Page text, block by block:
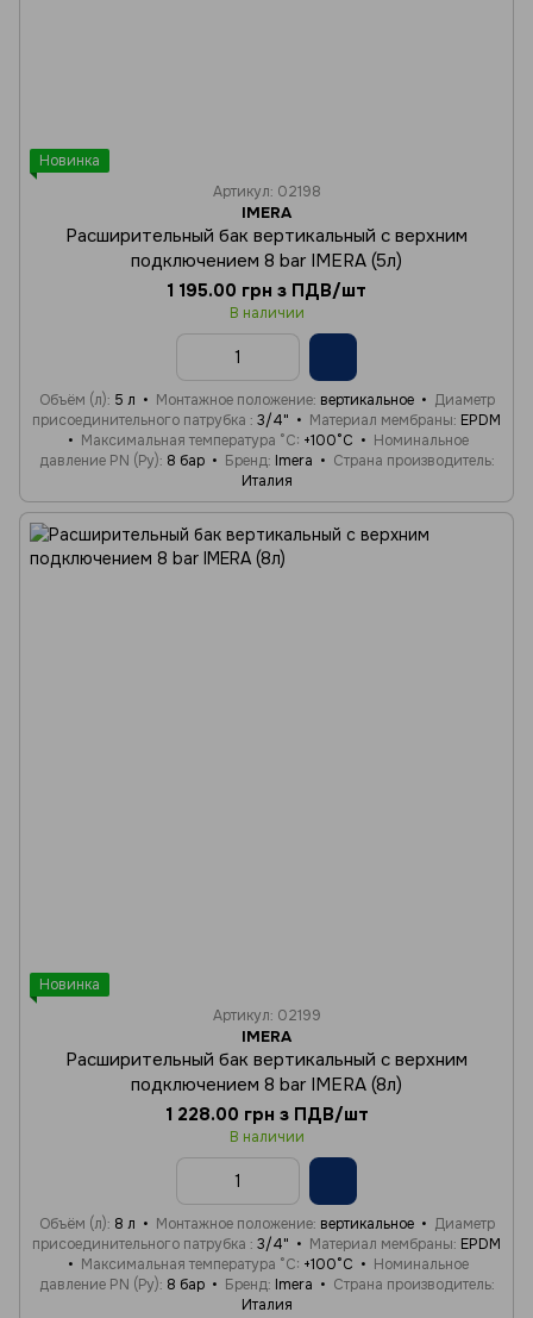
Новинка
Артикул: 02198
IMERA
Расширительный бак вертикальный с верхним
подключением 8 bar IMERA (5л)
1 195.00 грн з ПДВ/шт
В наличии
Объём (л) 5 л Монтажное положение вертикальное
Диаметр
присоединительного патрубка
3/4" Материал мембраны EPDM
Максимальная температура °C +100°C
Номинальное
давление PN (Ру) 8 бар Бренд Imera
Страна производитель
Италия
Новинка
Артикул: 02199
IMERA
Расширительный бак вертикальный с верхним
подключением 8 bar IMERA (8л)
1 228.00 грн з ПДВ/шт
В наличии
Объём (л) 8 л Монтажное положение вертикальное
Диаметр
присоединительного патрубка
3/4" Материал мембраны EPDM
Максимальная температура °C +100°C
Номинальное
давление PN (Ру) 8 бар Бренд Imera
Страна производитель
Италия